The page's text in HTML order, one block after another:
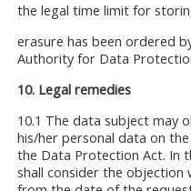
the legal time limit for
erasure has been ordered
Authority for Data
10. Legal remedies
10.1 The data subject may
his/her personal data on
the Data Protection Act. In
shall consider the objection